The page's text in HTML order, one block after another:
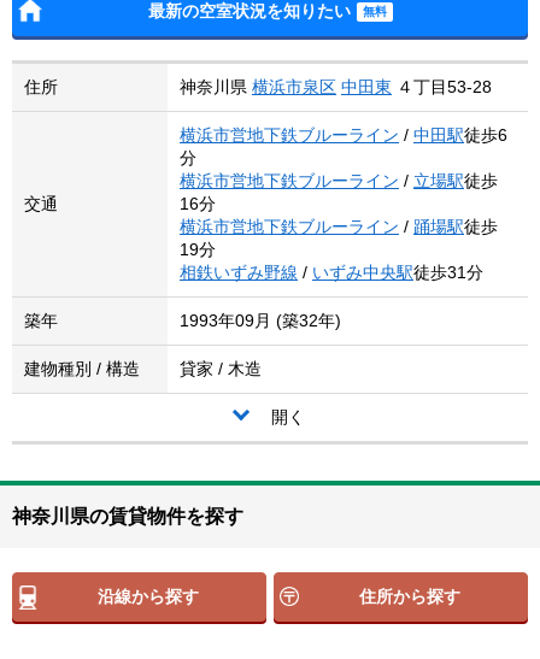
最新の空室状況を知りたい
住所 神奈川県 横浜市泉区 中田東 ４丁目53-28
交通
横浜市営地下鉄ブルーライン / 中田駅徒歩6
分
横浜市営地下鉄ブルーライン / 立場駅徒歩
16分
横浜市営地下鉄ブルーライン / 踊場駅徒歩
19分
相鉄いずみ野線 / いずみ中央駅徒歩31分
築年 1993年09月 (築32年)
建物種別 / 構造 貸家 / 木造
開く
神奈川県の賃貸物件を探す
沿線から探す 住所から探す